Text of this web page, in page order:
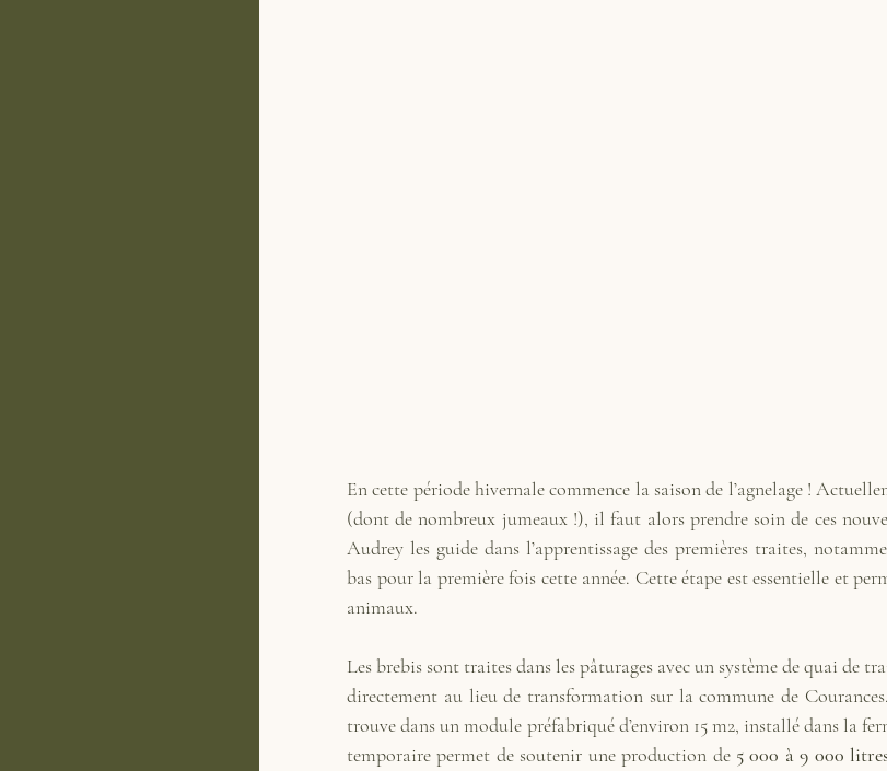
En cette période hivernale commence la saison de l’agnelage !
(dont de nombreux jumeaux !), il faut alors prendre soin de ces
Audrey les guide dans l’apprentissage des premières traites,
bas pour la première fois cette année. Cette étape est essentielle et
animaux.
Les brebis sont traites dans les pâturages avec un système de quai de
directement au lieu de transformation sur la commune de
trouve dans un module préfabriqué d’environ 15 m2, installé dans la
temporaire permet de soutenir une production de 5 000 à 9 000